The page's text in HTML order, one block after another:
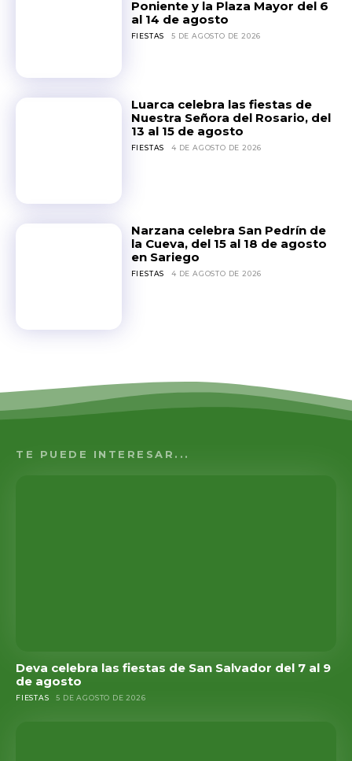
Poniente y la Plaza Mayor del 6
al 14 de agosto
FIESTAS 5 DE AGOSTO DE 2026
Luarca celebra las fiestas de
Nuestra Señora del Rosario, del
13 al 15 de agosto
FIESTAS 4 DE AGOSTO DE 2026
Narzana celebra San Pedrín de
la Cueva, del 15 al 18 de agosto
en Sariego
FIESTAS 4 DE AGOSTO DE 2026
TE PUEDE INTERESAR...
Deva celebra las fiestas de San Salvador del 7 al 9
de agosto
FIESTAS 5 DE AGOSTO DE 2026